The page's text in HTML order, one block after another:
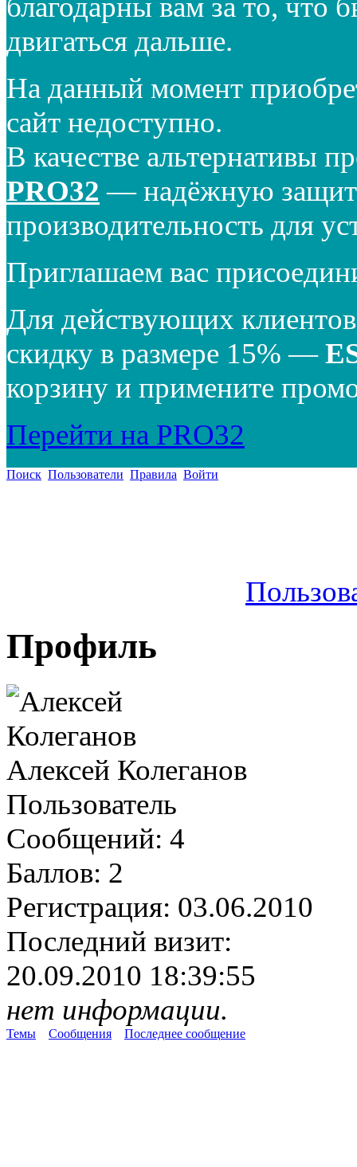
благодарны вам за то, что
двигаться дальше.
На данный момент
сайт недоступно.
В качестве альтернативы
PRO32 — надёжную
производительность для
Приглашаем вас
Для действующих
скидку в размере 15% —
корзину и примените
Перейти на PRO32
Поиск Пользователи Правила Войти
Профиль
Алексей Колеганов
Пользователь
Сообщений: 4
Баллов: 2
Регистрация: 03.06.2010
Последний визит:
20.09.2010 18:39:55
нет информации.
Темы Сообщения Последнее сообщение